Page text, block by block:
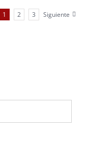
1 2 3 Siguiente